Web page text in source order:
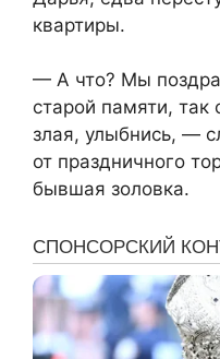
квартиры.
— А что? Мы
старой памяти, так
злая, улыбнись, —
от праздничного
бывшая золовка.